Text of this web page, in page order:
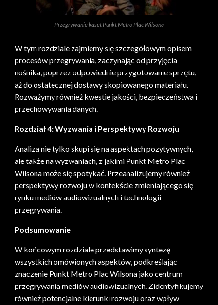
Przegrywanie kaset Punkt Metro Plac Wilsona
W tym rozdziale zajmiemy się szczegółowym opisem
procesów przegrywania, zaczynając od przyjęcia
nośnika, poprzez odpowiednie przygotowanie sprzętu,
aż do ostatecznej dostawy skopiowanego materiału.
Rozważymy również kwestie jakości, bezpieczeństwa i
przechowywania danych.
Rozdział 4: Wyzwania i Perspektywy Rozwoju
Analiza nie tylko skupi się na aspektach pozytywnych,
ale także na wyzwaniach, z jakimi Punkt Metro Plac
Wilsona może się spotykać. Przeanalizujemy również
perspektywy rozwoju w kontekście zmieniającego się
rynku mediów audiowizualnych i technologii
przegrywania.
Podsumowanie
W końcowym rozdziale przedstawimy syntezę
wszystkich omówionych aspektów, podkreślając
znaczenie Punkt Metro Plac Wilsona jako centrum
przegrywania mediów audiowizualnych. Zidentyfikujemy
również potencjalne kierunki rozwoju oraz wpływ